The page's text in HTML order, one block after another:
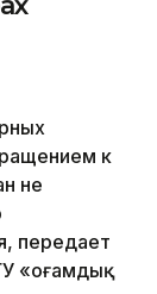
к
не
передает
«Қоғамдық